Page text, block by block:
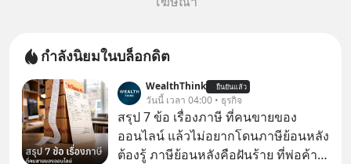
กำลังนิยมในบล็อกดิต
WealthThink ยืนยันแล้ว
วันนี้ เวลา 04:00 • ธุรกิจ
สรุป 7 ข้อ เรื่องภาษี ที่คนขายของ
ออนไลน์ แล้วไม่อยากโดนภาษีย้อนหลัง
ต้องรู้ ภาษีย้อนหลังคือฝันร้าย ที่พ่อค้า